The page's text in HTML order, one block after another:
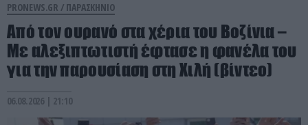
PRONEWS.GR / ΠΑΡΑΣΚΗΝΙΟ
Από τον ουρανό στα χέρια του Βοζίνια –
Με αλεξιπτωτιστή έφτασε η φανέλα του
για την παρουσίαση στη Χιλή (βίντεο)
06.08.2026 | 21:10